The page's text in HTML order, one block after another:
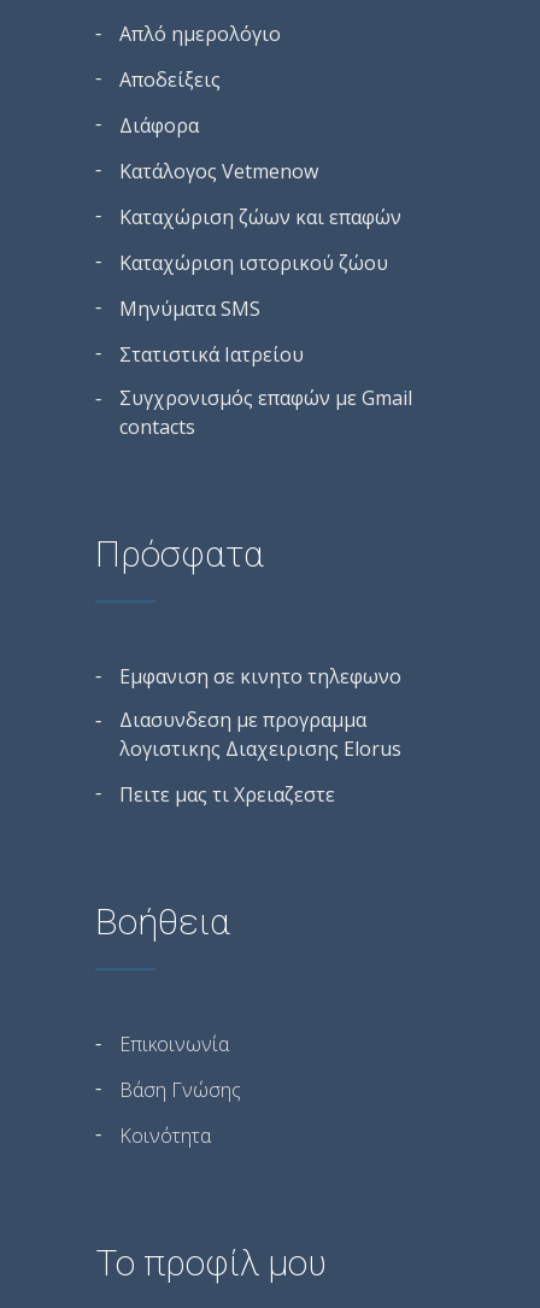
Απλό ημερολόγιο
Αποδείξεις
Διάφορα
Κατάλογος Vetmenow
Καταχώριση ζώων και επαφών
Καταχώριση ιστορικού ζώου
Μηνύματα SMS
Στατιστικά Ιατρείου
Συγχρονισμός επαφών με Gmail
contacts
Πρόσφατα
Εμφανιση σε κινητο τηλεφωνο
Διασυνδεση με προγραμμα
λογιστικης Διαχειρισης Elorus
Πειτε μας τι Χρειαζεστε
Βοήθεια
Επικοινωνία
Βάση Γνώσης
Κοινότητα
Το προφίλ μου